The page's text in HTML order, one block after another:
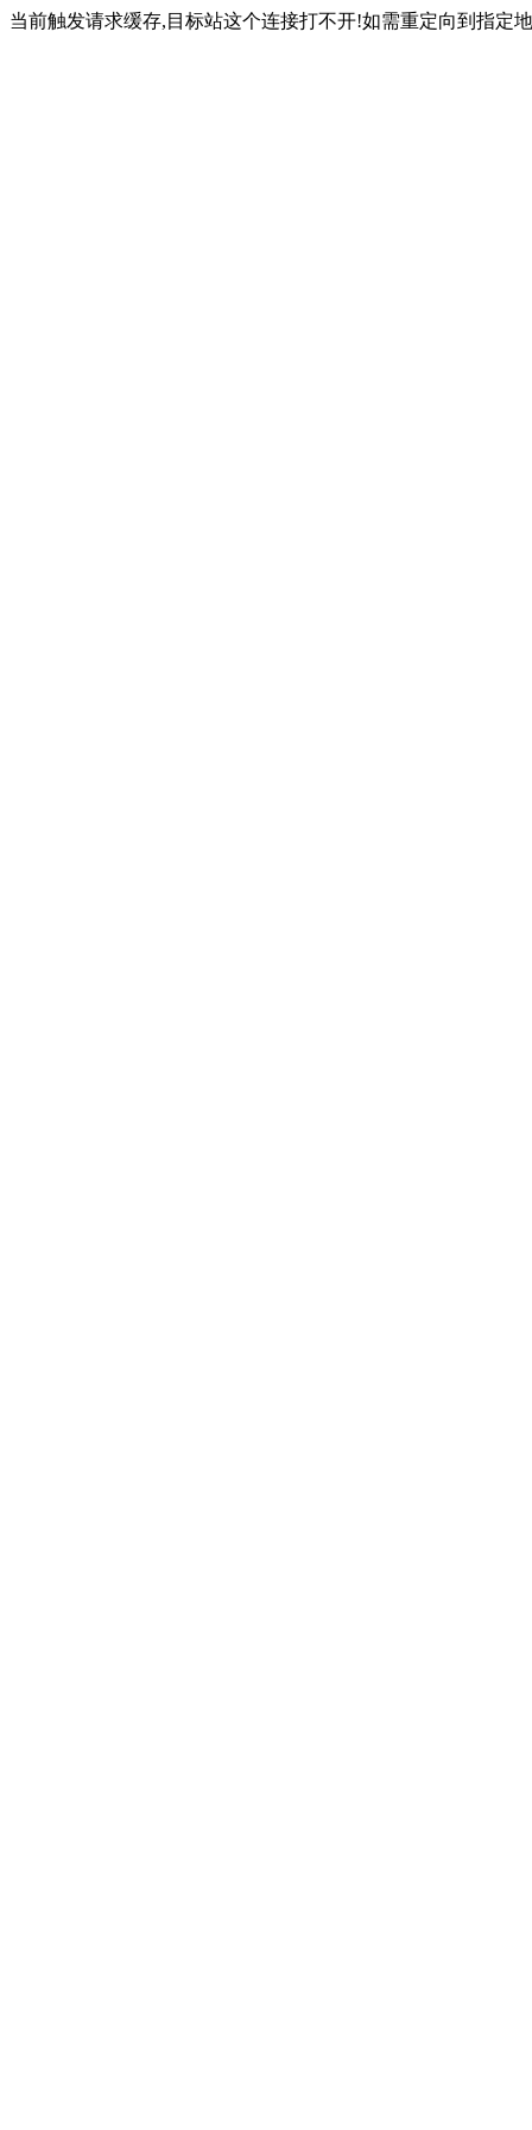
当前触发请求缓存,目标站这个连接打不开!如需重定向到指定